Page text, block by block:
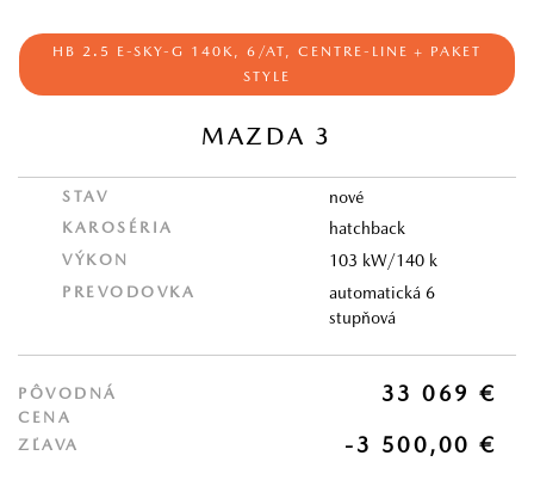
HB 2.5 E-SKY-G 140K, 6/AT, CENTRE-LINE + PAKET
STYLE
MAZDA 3
STAV nové
KAROSÉRIA hatchback
VÝKON 103 kW/140 k
PREVODOVKA
automatická 6
stupňová
PÔVODNÁ
CENA
33 069 €
ZĽAVA -3 500,00 €